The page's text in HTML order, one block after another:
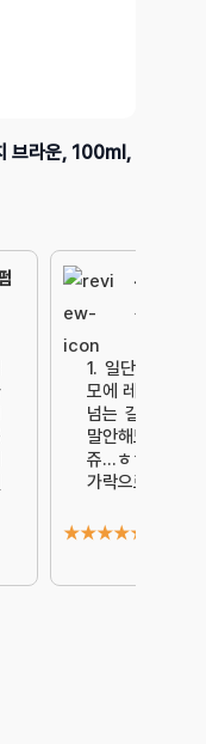
브라운, 100ml,
드라이할
가락에
1. 일단 제 헤어
모에 레이어드
넘는 길이의 헤
말안해도 손상
쥬…ㅎㅎ샴푸
가락으로 헤어
★★★★★